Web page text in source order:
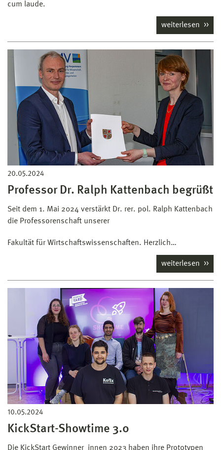
cum laude.
weiterlesen
20.05.2024
Professor Dr. Ralph Kattenbach begrüßt
Seit dem 1. Mai 2024 verstärkt Dr. rer. pol. Ralph Kattenbach
die Professorenschaft unserer
Fakultät für Wirtschaftswissenschaften. Herzlich…
weiterlesen
10.05.2024
KickStart-Showtime 3.0
Die KickStart Gewinner_innen 2023 haben ihre Prototypen